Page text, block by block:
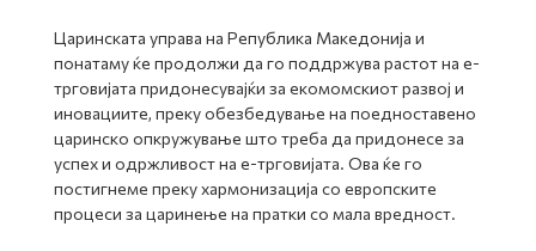
Царинската управа на Република Македонија и
понатаму ќе продолжи да го поддржува растот на е-
трговијата придонесувајќи за екомомскиот развој и
иновациите, преку обезбедување на поедноставено
царинско опкружување што треба да придонесе за
успех и одржливост на е-трговијата. Ова ќе го
постигнеме преку хармонизација со европските
процеси за царинење на пратки со мала вредност.